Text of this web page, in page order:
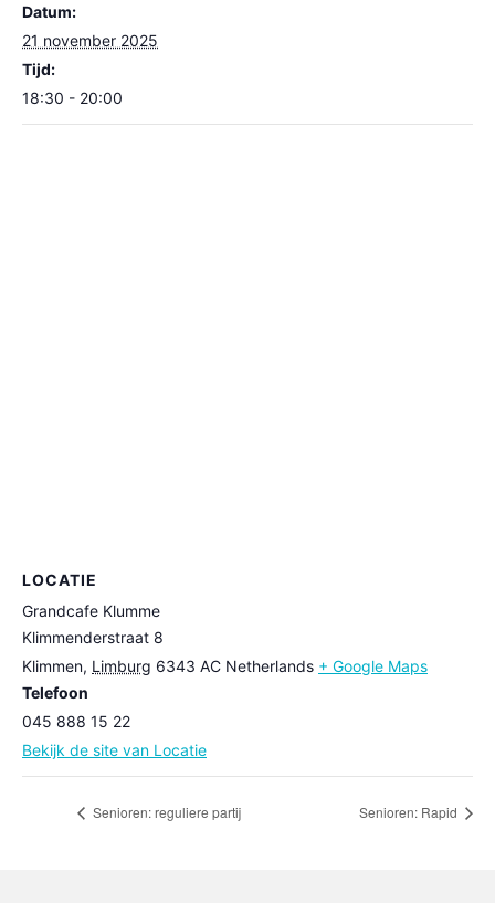
Datum:
21 november 2025
Tijd:
18:30 - 20:00
LOCATIE
Grandcafe Klumme
Klimmenderstraat 8
Klimmen, Limburg 6343 AC Netherlands + Google Maps
Telefoon
045 888 15 22
Bekijk de site van Locatie
Senioren: reguliere partij Senioren: Rapid